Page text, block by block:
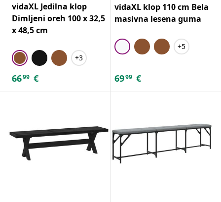
vidaXL Jedilna klop
Dimljeni oreh 100 x 32,5
x 48,5 cm
+3
6699 €
vidaXL klop 110 cm Bela
masivna lesena guma
+5
6999 €